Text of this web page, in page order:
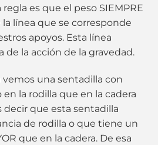
es que el peso SIEMPRE
línea que se corresponde
apoyos. Esta línea
de la acción de la gravedad.
vemos una sentadilla con
la rodilla que en la cadera
que esta sentadilla
de rodilla o que tiene un
que en la cadera. De esa